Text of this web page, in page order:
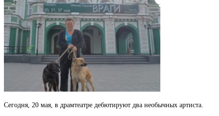
Сегодня, 20 мая, в драмтеатре дебютируют два необычных артиста.